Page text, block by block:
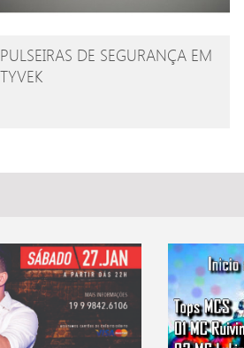
PULSEIRAS DE SEGURANÇA EM
TYVEK